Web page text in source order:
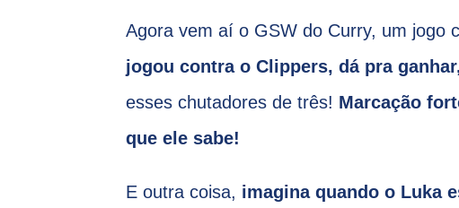
Agora vem aí o GSW do Curry, um jogo
jogou contra o Clippers, dá pra
esses chutadores de três! Marcação
que ele sabe!
E outra coisa, imagina quando o Luka